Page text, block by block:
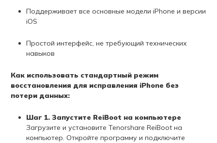
Поддерживает все основные модели iPhone и версии
iOS
Простой интерфейс, не требующий технических
навыков
Как использовать стандартный режим
восстановления для исправления iPhone без
потери данных:
Шаг 1. Запустите ReiBoot на компьютере
Загрузите и установите Tenorshare ReiBoot на
компьютер. Откройте программу и подключите